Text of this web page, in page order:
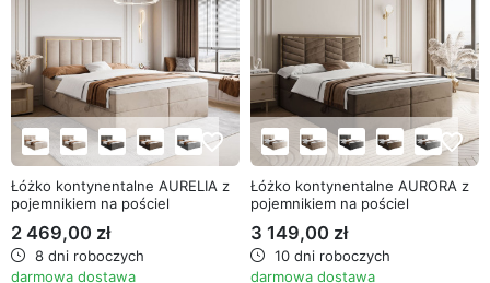
favorite_border
Łóżko kontynentalne AURELIA z
pojemnikiem na pościel
2 469,00 zł
8 dni roboczych
darmowa dostawa
favorite_border
Łóżko kontynentalne AURORA z
pojemnikiem na pościel
3 149,00 zł
10 dni roboczych
darmowa dostawa